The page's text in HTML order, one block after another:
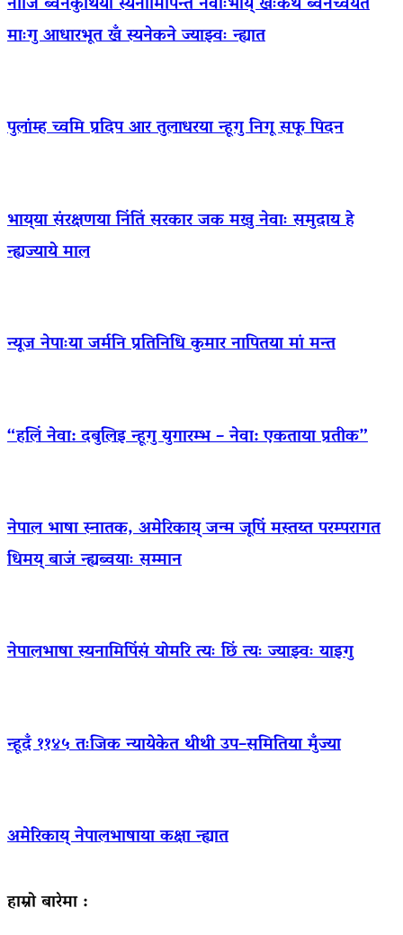
माःगु आधारभूत खँ स्यनेकने ज्याझ्वः न्ह्यात
पुलांम्ह च्वमि प्रदिप आर तुलाधरया न्हूगु निगू सफू पिदन
भाय्‌या संरक्षणया निंतिं सरकार जक मखु नेवाः समुदाय हे
न्ह्यज्याये माल
न्यूज नेपाःया जर्मनि प्रतिनिधि कुमार नापितया मां मन्त
“हलिं नेवा: दबुलिइ न्हूगु युगारम्भ – नेवा: एकताया प्रतीक”
नेपाल भाषा स्नातक, अमेरिकाय् जन्म जूपिं मस्तय्त परम्परागत
धिमय् बाजं न्ह्यब्वयाः सम्मान
नेपालभाषा स्यनामिपिंसं योमरि त्यः छिं त्यः ज्याझ्वः याइगु
न्हूदँ ११४५ तःजिक न्यायेकेत थीथी उप–समितिया मुँज्या
अमेरिकाय् नेपालभाषाया कक्षा न्ह्यात
हाम्रो बारेमा :